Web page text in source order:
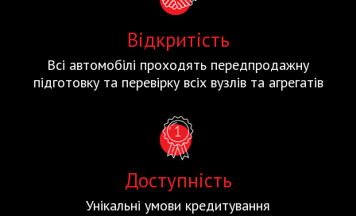
Відкритість
Всі автомобілі проходять передпродажну
підготовку та перевірку всіх вузлів та агрегатів
Доступність
Унікальні умови кредитування